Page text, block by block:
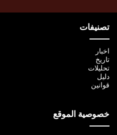
تصنيفات
اخبار
تاريخ
تحليلات
دليل
قوانين
خصوصية الموقع